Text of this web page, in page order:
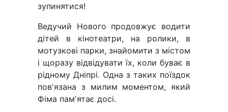
зупинятися!
Ведучий Нового продовжує водити
дітей в кінотеатри, на ролики, в
мотузкові парки, знайомити з містом
і щоразу відвідувати їх, коли буває в
рідному Дніпрі. Одна з таких поїздок
повʼязана з милим моментом, який
Фіма памʼятає досі.